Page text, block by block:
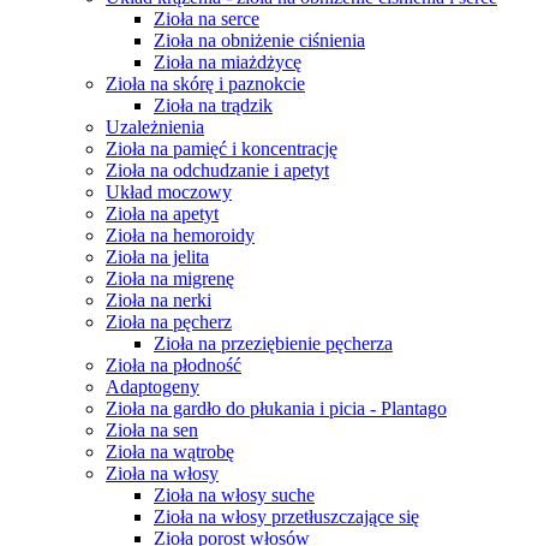
Zioła na serce
Zioła na obniżenie ciśnienia
Zioła na miażdżycę
Zioła na skórę i paznokcie
Zioła na trądzik
Uzależnienia
Zioła na pamięć i koncentrację
Zioła na odchudzanie i apetyt
Układ moczowy
Zioła na apetyt
Zioła na hemoroidy
Zioła na jelita
Zioła na migrenę
Zioła na nerki
Zioła na pęcherz
Zioła na przeziębienie pęcherza
Zioła na płodność
Adaptogeny
Zioła na gardło do płukania i picia - Plantago
Zioła na sen
Zioła na wątrobę
Zioła na włosy
Zioła na włosy suche
Zioła na włosy przetłuszczające się
Zioła porost włosów